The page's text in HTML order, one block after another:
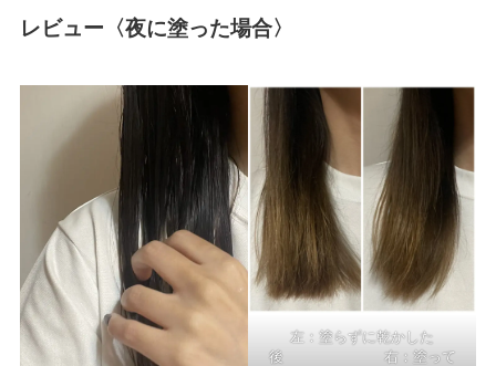
レビュー〈夜に塗った場合〉
左：塗らずに乾かした
後 右：塗って